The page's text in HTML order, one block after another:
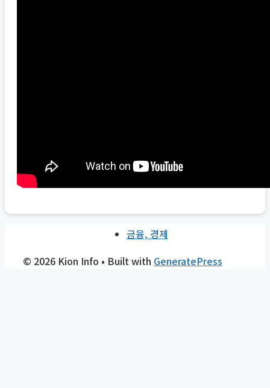
금융, 경제
© 2026 Kion Info • Built with GeneratePress